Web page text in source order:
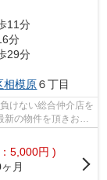
11分
分
29分
相模原６丁目
けない総合仲介店を
新の物件を頂きお客
5,000円 )
月